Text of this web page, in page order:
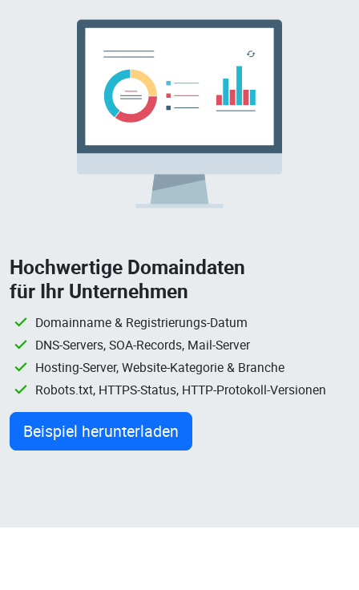
Hochwertige Domaindaten
für Ihr Unternehmen
Domainname & Registrierungs-Datum
DNS-Servers, SOA-Records, Mail-Server
Hosting-Server, Website-Kategorie & Branche
Robots.txt, HTTPS-Status, HTTP-Protokoll-Versionen
Beispiel herunterladen